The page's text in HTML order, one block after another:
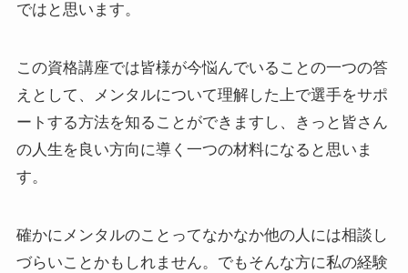
ではと思います。
この資格講座では皆様が今悩んでいることの一つの答
えとして、メンタルについて理解した上で選手をサポ
ートする方法を知ることができますし、きっと皆さん
の人生を良い方向に導く一つの材料になると思いま
す。
確かにメンタルのことってなかなか他の人には相談し
づらいことかもしれません。でもそんな方に私の経験